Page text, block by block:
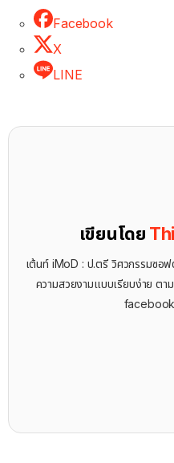
Facebook
X
LINE
เขียนโดย
เต้นท์ iMoD : ป.ตรี วิศวกรรมซอ
ความสวยงามแบบเรียบง่าย ต